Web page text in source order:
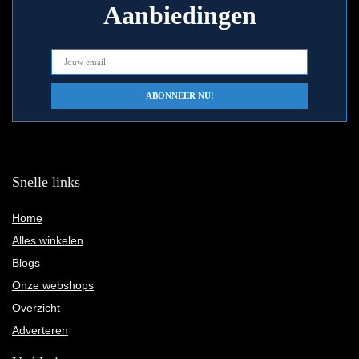
Aanbiedingen
Snelle links
Home
Alles winkelen
Blogs
Onze webshops
Overzicht
Adverteren